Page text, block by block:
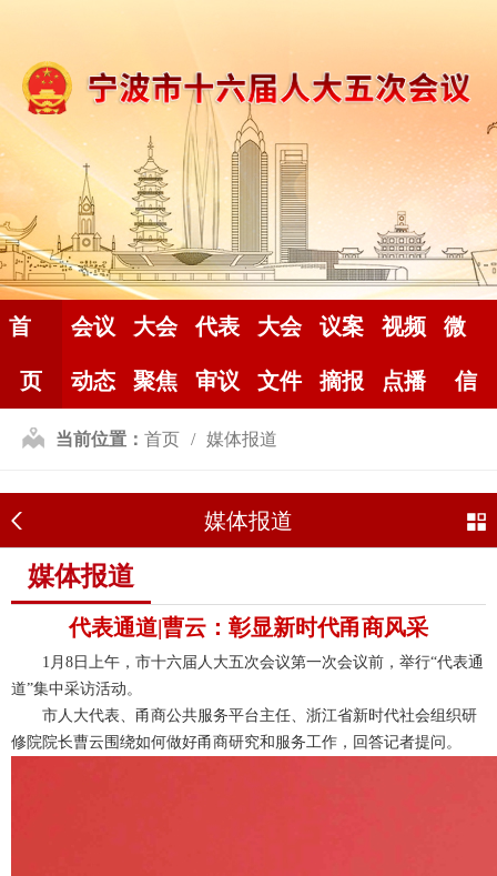
首
页
会议
动态
大会
聚焦
代表
审议
大会
文件
议案
摘报
视频
点播
微
信
当前位置： 首页 媒体报道
媒体报道
媒体报道
代表通道|曹云：彰显新时代甬商风采
1月8日上午，市十六届人大五次会议第一次会议前，举行“代表通
道”集中采访活动。
市人大代表、甬商公共服务平台主任、浙江省新时代社会组织研
修院院长曹云围绕如何做好甬商研究和服务工作，回答记者提问。